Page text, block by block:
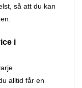
så att du kan
i
alltid får en